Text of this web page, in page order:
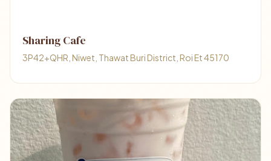
Sharing Cafe
3P42+QHR, Niwet, Thawat Buri District, Roi Et 45170